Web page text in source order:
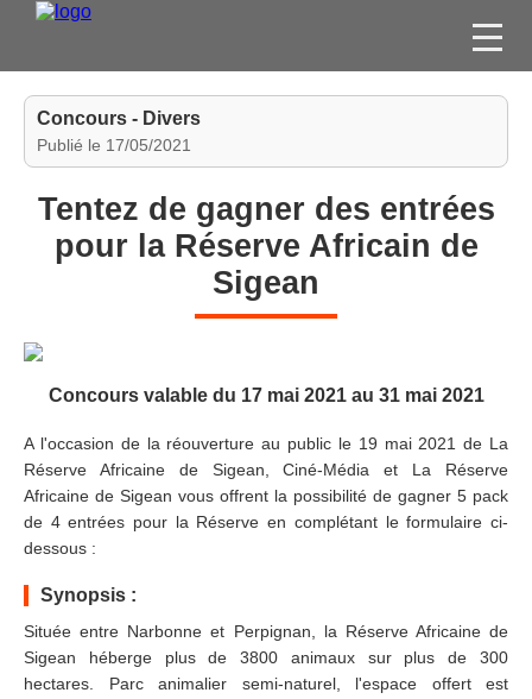
FILMS
JEUX VIDÉO
CONCOURS
MEMBRE
Concours - Divers
Publié le 17/05/2021
Tentez de gagner des entrées
pour la Réserve Africain de
Sigean
Concours valable du 17 mai 2021 au 31 mai 2021
A l'occasion de la réouverture au public le 19 mai 2021 de La
Réserve Africaine de Sigean, Ciné-Média et La Réserve
Africaine de Sigean vous offrent la possibilité de gagner 5 pack
de 4 entrées pour la Réserve en complétant le formulaire ci-
dessous :
Synopsis :
Située entre Narbonne et Perpignan, la Réserve Africaine de
Sigean héberge plus de 3800 animaux sur plus de 300
hectares. Parc animalier semi-naturel, l'espace offert est